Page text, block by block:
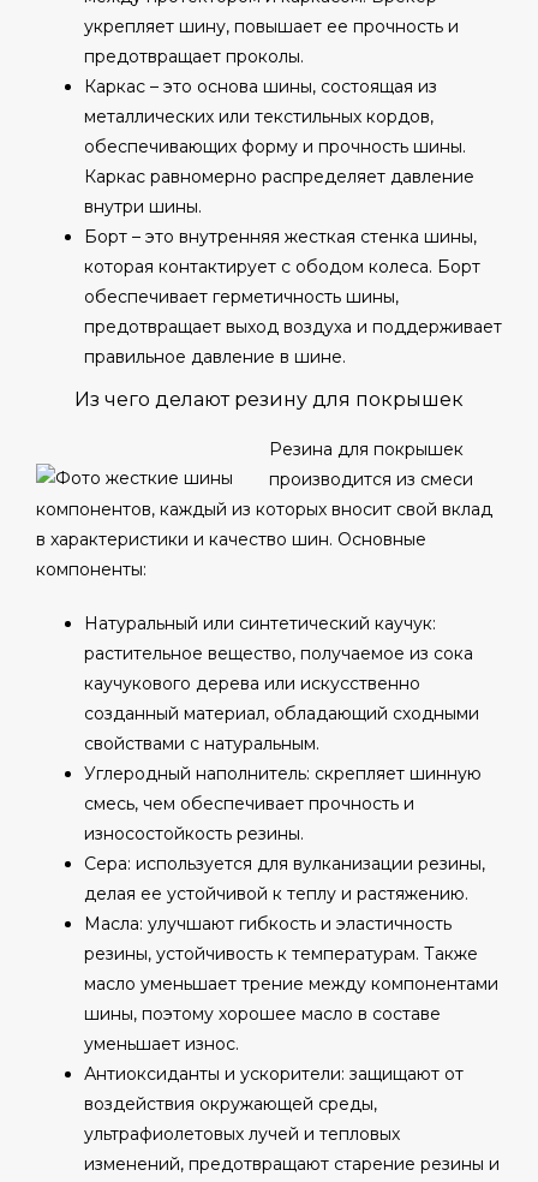
укрепляет шину, повышает ее прочность и
предотвращает проколы.
Каркас – это основа шины, состоящая из
металлических или текстильных кордов,
обеспечивающих форму и прочность шины.
Каркас равномерно распределяет давление
внутри шины.
Борт – это внутренняя жесткая стенка шины,
которая контактирует с ободом колеса. Борт
обеспечивает герметичность шины,
предотвращает выход воздуха и поддерживает
правильное давление в шине.
Из чего делают резину для покрышек
Резина для покрышек
производится из смеси
компонентов, каждый из которых вносит свой вклад
в характеристики и качество шин. Основные
компоненты:
Натуральный или синтетический каучук:
растительное вещество, получаемое из сока
каучукового дерева или искусственно
созданный материал, обладающий сходными
свойствами с натуральным.
Углеродный наполнитель: скрепляет шинную
смесь, чем обеспечивает прочность и
износостойкость резины.
Сера: используется для вулканизации резины,
делая ее устойчивой к теплу и растяжению.
Масла: улучшают гибкость и эластичность
резины, устойчивость к температурам. Также
масло уменьшает трение между компонентами
шины, поэтому хорошее масло в составе
уменьшает износ.
Антиоксиданты и ускорители: защищают от
воздействия окружающей среды,
ультрафиолетовых лучей и тепловых
изменений, предотвращают старение резины и